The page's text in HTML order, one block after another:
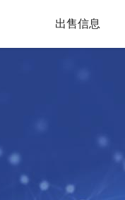
出售信息